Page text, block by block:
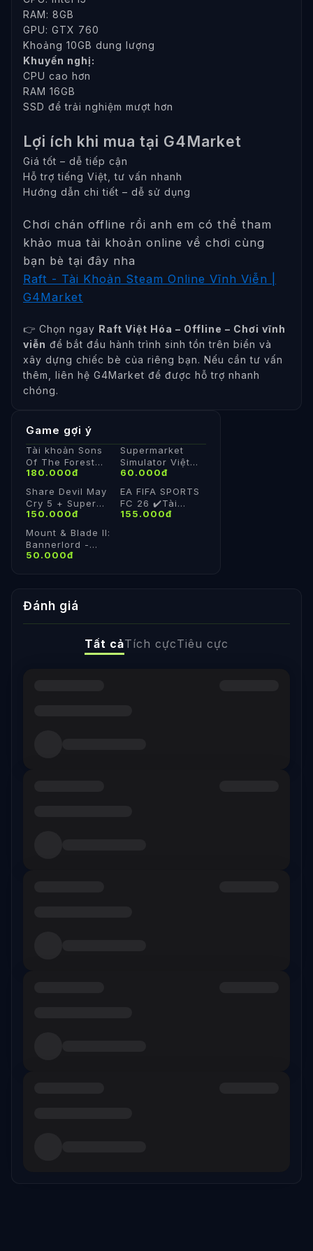
RAM: 8GB
GPU: GTX 760
Khoảng 10GB dung lượng
Khuyến nghị:
CPU cao hơn
RAM 16GB
SSD để trải nghiệm mượt hơn
Lợi ích khi mua tại G4Market
Giá tốt – dễ tiếp cận
Hỗ trợ tiếng Việt, tư vấn nhanh
Hướng dẫn chi tiết – dễ sử dụng
Chơi chán offline rồi anh em có thể tham
khảo mua tài khoản online về chơi cùng
bạn bè tại đây nha
Raft - Tài Khoản Steam Online Vĩnh Viễn |
G4Market
👉 Chọn ngay Raft Việt Hóa – Offline – Chơi vĩnh
viễn để bắt đầu hành trình sinh tồn trên biển và
xây dựng chiếc bè của riêng bạn. Nếu cần tư vấn
thêm, liên hệ G4Market để được hỗ trợ nhanh
chóng.
Game gợi ý
Tài khoản Sons
Of The Forest
✔️Online ✔️Đổi
hành
180.000đ
Supermarket
Simulator Việt
Hóa - Share
60.000đ
Share Devil May
Cry 5 + Super
Vergil DLC
✅Steam cá nhân
✅Vĩnh Viễn
150.000đ
EA FIFA SPORTS
FC 26 ✔️Tài
Khoản Steam
155.000đ
Mount & Blade II:
Bannerlord -
Share Steam Cá
50.000đ
Đánh giá
Tất cảTích cựcTiêu cực